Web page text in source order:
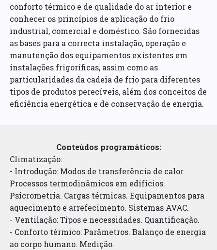
conforto térmico e de qualidade do ar interior e
conhecer os princípios de aplicação do frio
industrial, comercial e doméstico. São fornecidas
as bases para a correcta instalação, operação e
manutenção dos equipamentos existentes em
instalações frigoríficas, assim como as
particularidades da cadeia de frio para diferentes
tipos de produtos perecíveis, além dos conceitos de
eficiência energética e de conservação de energia.
Conteúdos programáticos:
Climatização:
- Introdução: Modos de transferência de calor.
Processos termodinâmicos em edifícios.
Psicrometria. Cargas térmicas. Equipamentos para
aquecimento e arrefecimento. Sistemas AVAC.
- Ventilação: Tipos e necessidades. Quantificação.
- Conforto térmico: Parâmetros. Balanço de energia
ao corpo humano. Medição.